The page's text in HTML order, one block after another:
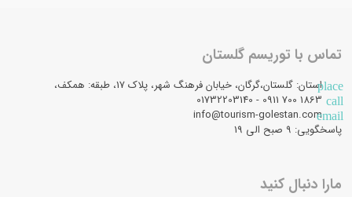
تماس با توریسم گلستان
placeاستان: گلستان،گرگان، خیابان فرهنگ شهر، پلاک 17، طبقه: همکف،
call
email
info@tourism-golestan.com
پاسخگویی: ۹ صبح الی 19
مارا دنبال کنید